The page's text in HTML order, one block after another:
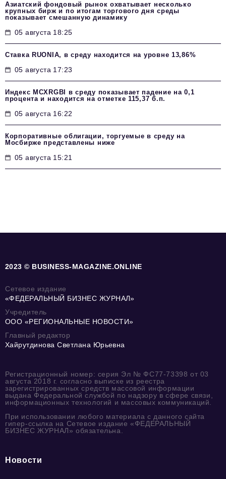
Азиатский фондовый рынок охватывает несколько
крупных бирж и по итогам торгового дня среды
показывает смешанную динамику
05 августа 18:25
Ставка RUONIA, в среду находится на уровне 13,86%
05 августа 17:23
Индекс MCXRGBI в среду показывает падение на 0,1
процента и находится на отметке 115,37 б.п.
05 августа 16:22
Корпоративные облигации, торгуемые в среду на
Мосбирже представлены ниже
05 августа 15:21
2023 © BUSINESS-MAGAZINE.ONLINE
Сетевое издание
«ФЕДЕРАЛЬНЫЙ БИЗНЕС ЖУРНАЛ»
Учредитель
ООО «РЕГИОНАЛЬНЫЕ НОВОСТИ»
Главный редактор
Хайрутдинова Светлана Юрьевна
Регистрационный номер: серия Эл № ФС77-73398 от 03
августа 2018 г. согласно выписке из реестра
зарегистрированных средств массовой информации
выдана Федеральной службой по надзору в сфере связи,
информационных технологий и массовых коммуникаций.
При использовании любого материала с данного сайта
гипер-ссылка на Сетевое издание «ФЕДЕРАЛЬНЫЙ
БИЗНЕС ЖУРНАЛ» обязательна.
Новости